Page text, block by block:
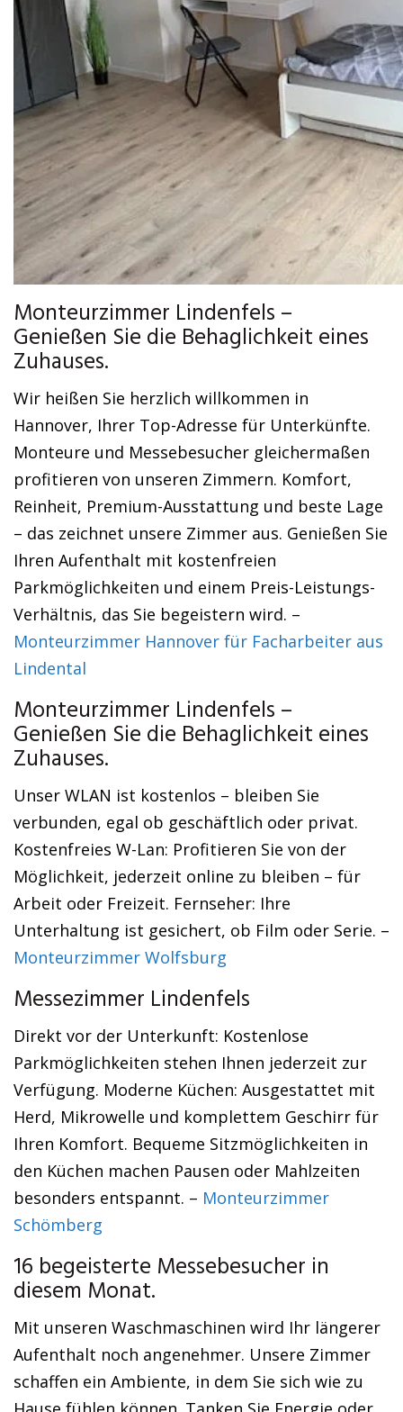
Monteurzimmer Lindenfels –
Genießen Sie die Behaglichkeit eines
Zuhauses.
Wir heißen Sie herzlich willkommen in
Hannover, Ihrer Top-Adresse für Unterkünfte.
Monteure und Messebesucher gleichermaßen
profitieren von unseren Zimmern. Komfort,
Reinheit, Premium-Ausstattung und beste Lage
– das zeichnet unsere Zimmer aus. Genießen Sie
Ihren Aufenthalt mit kostenfreien
Parkmöglichkeiten und einem Preis-Leistungs-
Verhältnis, das Sie begeistern wird. –
Monteurzimmer Hannover für Facharbeiter aus
Lindental
Monteurzimmer Lindenfels –
Genießen Sie die Behaglichkeit eines
Zuhauses.
Unser WLAN ist kostenlos – bleiben Sie
verbunden, egal ob geschäftlich oder privat.
Kostenfreies W-Lan: Profitieren Sie von der
Möglichkeit, jederzeit online zu bleiben – für
Arbeit oder Freizeit. Fernseher: Ihre
Unterhaltung ist gesichert, ob Film oder Serie. –
Monteurzimmer Wolfsburg
Messezimmer Lindenfels
Direkt vor der Unterkunft: Kostenlose
Parkmöglichkeiten stehen Ihnen jederzeit zur
Verfügung. Moderne Küchen: Ausgestattet mit
Herd, Mikrowelle und komplettem Geschirr für
Ihren Komfort. Bequeme Sitzmöglichkeiten in
den Küchen machen Pausen oder Mahlzeiten
besonders entspannt. – Monteurzimmer
Schömberg
16 begeisterte Messebesucher in
diesem Monat.
Mit unseren Waschmaschinen wird Ihr längerer
Aufenthalt noch angenehmer. Unsere Zimmer
schaffen ein Ambiente, in dem Sie sich wie zu